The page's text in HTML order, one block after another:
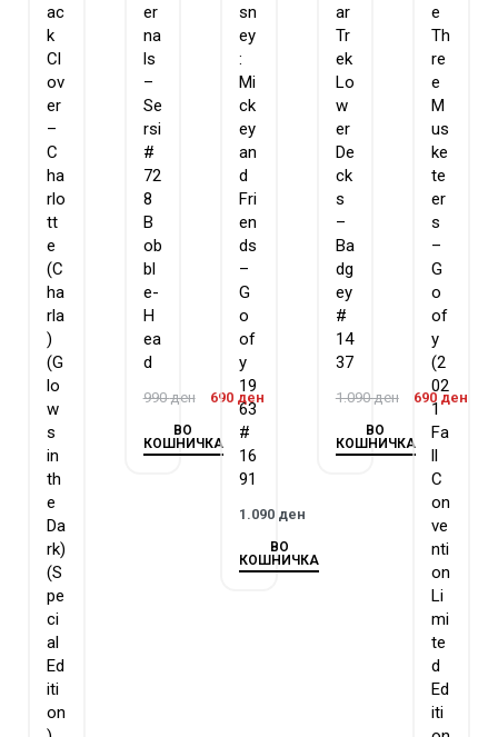
ac
k
Cl
ov
er
–
C
ha
rlo
tt
e
(C
ha
rla
)
(G
lo
w
s
in
th
e
Da
rk)
(S
pe
ci
al
Ed
iti
on
er
na
ls
–
Se
rsi
#
72
8
B
ob
bl
e-
H
ea
d
990ден 690 ден
ВО
КОШНИЧКА
sn
ey
:
Mi
ck
ey
an
d
Fri
en
ds
–
G
o
of
y
19
63
#
16
91
1.090 ден
ВО
КОШНИЧКА
ar
Tr
ek
Lo
w
er
De
ck
s
–
Ba
dg
ey
#
14
37
1.090ден 690 ден
ВО
КОШНИЧКА
e
Th
re
e
M
us
ke
te
er
s
–
G
o
of
y
(2
02
1
Fa
ll
C
on
ve
nti
on
Li
mi
te
d
Ed
iti